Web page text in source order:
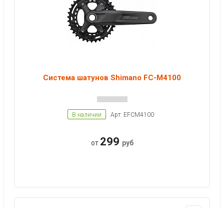
Система шатунов Shimano FC-M4100
В наличии Арт: EFCM4100
от 299 руб